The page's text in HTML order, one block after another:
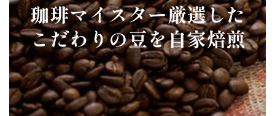
琲
1000ml×3
本
個